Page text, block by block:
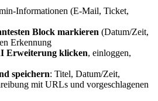
Informationen (E‑Mail, Ticket,
Block markieren (Datum/Zeit,
Erkennung
Erweiterung klicken, einloggen,
speichern: Titel, Datum/Zeit,
mit URLs und vorgeschlagenen